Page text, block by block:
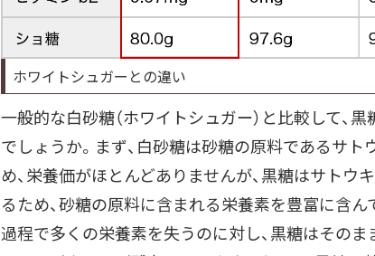
ホワイトシュガーとの違い
一般的な白砂糖（ホワイトシュガー）と比較して、
でしょうか。まず、白砂糖は砂糖の原料であるサ
め、栄養価がほとんどありませんが、黒糖はサトウ
るため、砂糖の原料に含まれる栄養素を豊富に含ん
過程で多くの栄養素を失うのに対し、黒糖はそのま